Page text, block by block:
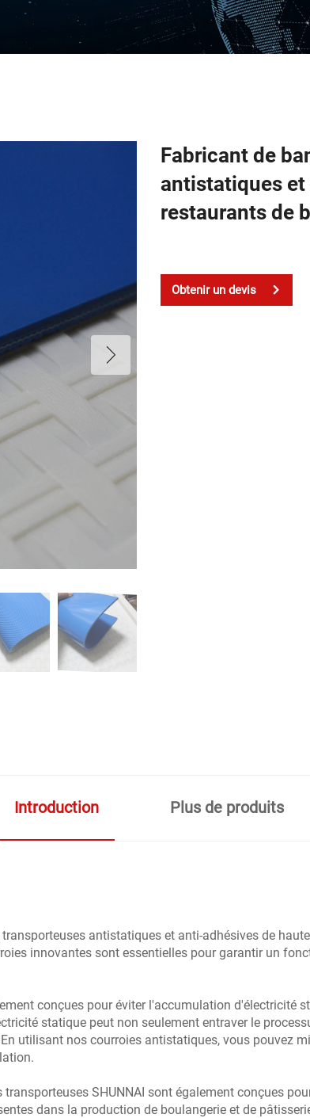
Fabricant de
antistatiques
restaurants de
Obtenir un devis
Introduction Plus de produits
antistatiques et anti-adhésives de
innovantes sont essentielles pour garantir un
conçues pour éviter l'accumulation d'électricité
statique peut non seulement entraver le
utilisant nos courroies antistatiques, vous pouvez
SHUNNAI sont également conçues
dans la production de boulangerie et de